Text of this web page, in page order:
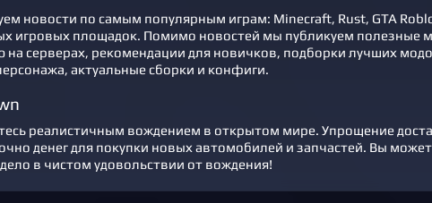
новости по самым популярным играм: Minecraft, Rust, GTA
игровых площадок. Помимо новостей мы публикуем полезные
серверах, рекомендации для новичков, подборки лучших
актуальные сборки и конфиги.
реалистичным вождением в открытом мире. Упрощение
денег для покупки новых автомобилей и запчастей. Вы
дело в чистом удовольствии от вождения!